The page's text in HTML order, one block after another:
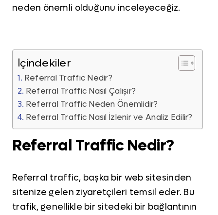
neden önemli olduğunu inceleyeceğiz.
İçindekiler
Referral Traffic Nedir?
Referral Traffic Nasıl Çalışır?
Referral Traffic Neden Önemlidir?
Referral Traffic Nasıl İzlenir ve Analiz Edilir?
Referral Traffic Nedir?
Referral traffic, başka bir web sitesinden
sitenize gelen ziyaretçileri temsil eder. Bu
trafik, genellikle bir sitedeki bir bağlantının